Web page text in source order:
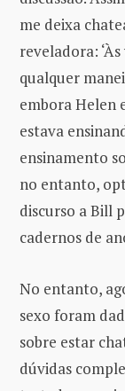
me deixa
reveladora:
qualquer
embora Helen
estava
ensinamento
no entanto,
discurso a Bill
cadernos de
No entanto,
sexo foram
sobre estar
dúvidas